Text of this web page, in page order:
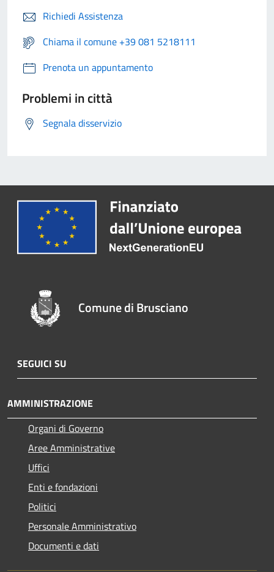
Richiedi Assistenza
Chiama il comune +39 081 5218111
Prenota un appuntamento
Problemi in città
Segnala disservizio
Comune di Brusciano
SEGUICI SU
AMMINISTRAZIONE
Organi di Governo
Aree Amministrative
Uffici
Enti e fondazioni
Politici
Personale Amministrativo
Documenti e dati